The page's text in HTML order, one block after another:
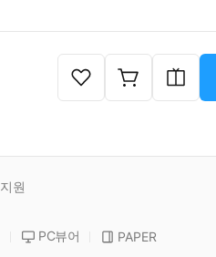
지원
PC뷰어
PAPER